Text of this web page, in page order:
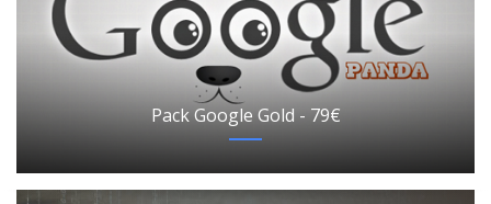
Pack Google Gold - 79€